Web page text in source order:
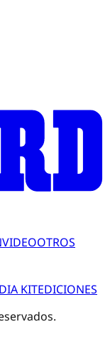
VIDEOOTROS
KITEDICIONES